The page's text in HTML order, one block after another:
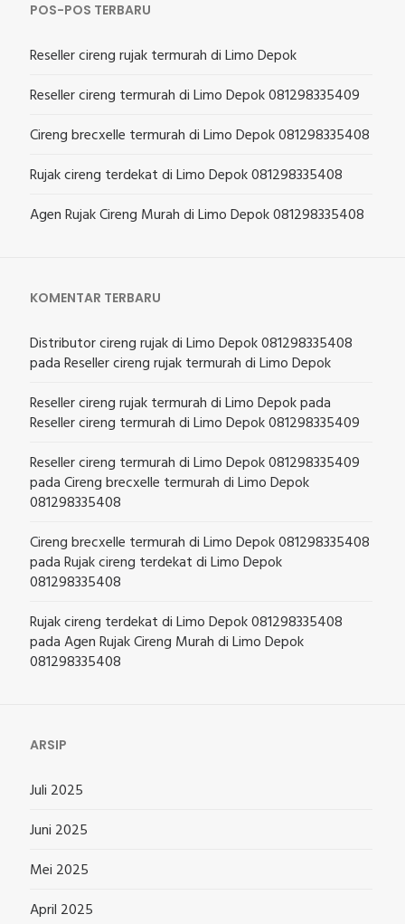
POS-POS TERBARU
Reseller cireng rujak termurah di Limo Depok
Reseller cireng termurah di Limo Depok 081298335409
Cireng brecxelle termurah di Limo Depok 081298335408
Rujak cireng terdekat di Limo Depok 081298335408
Agen Rujak Cireng Murah di Limo Depok 081298335408
KOMENTAR TERBARU
Distributor cireng rujak di Limo Depok 081298335408
padaReseller cireng rujak termurah di Limo Depok
Reseller cireng rujak termurah di Limo Depokpada
Reseller cireng termurah di Limo Depok 081298335409
Reseller cireng termurah di Limo Depok 081298335409
padaCireng brecxelle termurah di Limo Depok
081298335408
Cireng brecxelle termurah di Limo Depok 081298335408
padaRujak cireng terdekat di Limo Depok
081298335408
Rujak cireng terdekat di Limo Depok 081298335408
padaAgen Rujak Cireng Murah di Limo Depok
081298335408
ARSIP
Juli 2025
Juni 2025
Mei 2025
April 2025